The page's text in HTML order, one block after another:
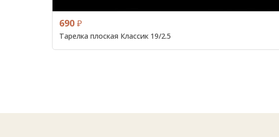
690 ₽
Тарелка плоская Классик 19/2.5